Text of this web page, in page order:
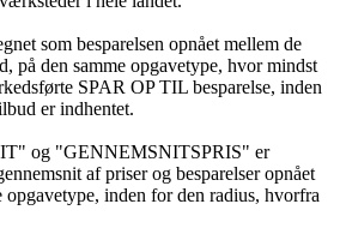
som besparelsen opnået mellem de
på den samme opgavetype, hvor mindst
SPAR OP TIL besparelse, inden
er indhentet.
og "GENNEMSNITSPRIS" er
af priser og besparelser opnået
opgavetype, inden for den radius, hvorfra